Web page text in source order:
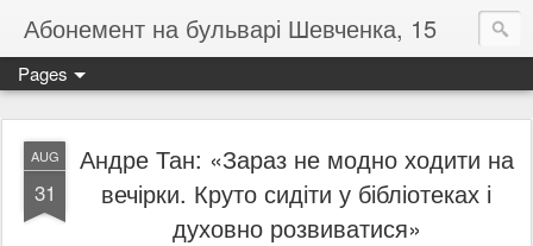
Абонемент на бульварі Шевченка, 15
Pages
AUG
31
Андре Тан: «Зараз не модно ходити на
вечірки. Круто сидіти у бібліотеках і
духовно розвиватися»